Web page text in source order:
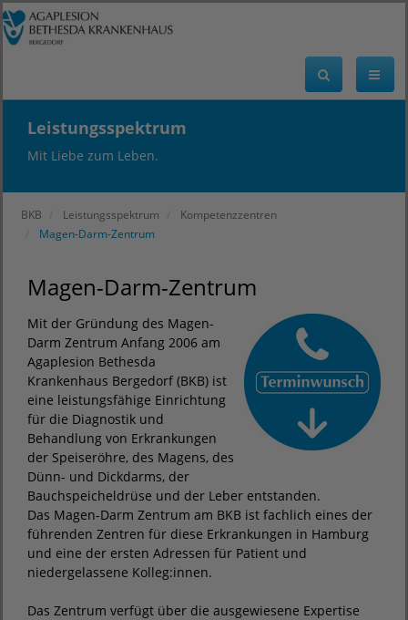
Leistungsspektrum
Mit Liebe zum Leben.
BKB Leistungsspektrum
Kompetenzzentren
Magen-Darm-Zentrum
Magen-Darm-Zentrum
Mit der Gründung des Magen-
Darm Zentrum Anfang 2006 am
Agaplesion Bethesda
Krankenhaus Bergedorf (BKB) ist
eine leistungsfähige Einrichtung
für die Diagnostik und
Behandlung von Erkrankungen
der Speiseröhre, des Magens, des
Dünn- und Dickdarms, der
Bauchspeicheldrüse und der Leber entstanden.
Das Magen-Darm Zentrum am BKB ist fachlich eines der
führenden Zentren für diese Erkrankungen in Hamburg
und eine der ersten Adressen für Patient und
niedergelassene Kolleg:innen.
Das Zentrum verfügt über die ausgewiesene Expertise